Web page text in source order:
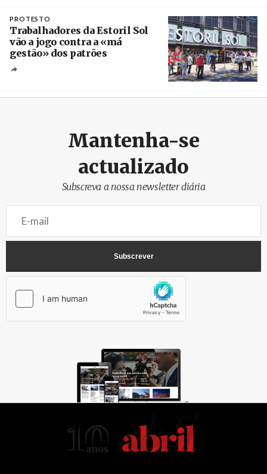
PROTESTO
Trabalhadores da Estoril Sol
vão a jogo contra a «má
gestão» dos patrões
Mantenha-se
actualizado
Subscreva a nossa newsletter diária